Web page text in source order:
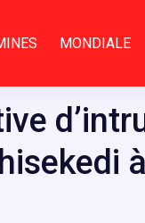
MONDIALE